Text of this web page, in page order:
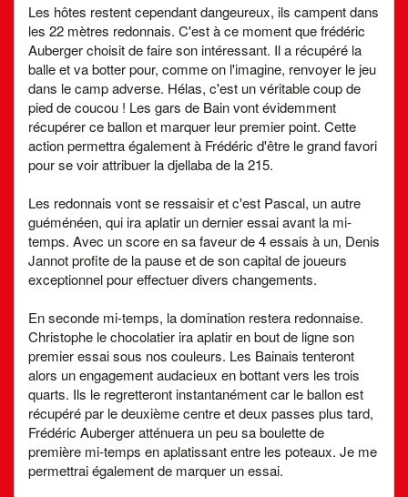
Les hôtes restent cependant dangeureux, ils campent dans
les 22 mètres redonnais. C'est à ce moment que frédéric
Auberger choisit de faire son intéressant. Il a récupéré la
balle et va botter pour, comme on l'imagine, renvoyer le jeu
dans le camp adverse. Hélas, c'est un véritable coup de
pied de coucou ! Les gars de Bain vont évidemment
récupérer ce ballon et marquer leur premier point. Cette
action permettra également à Frédéric d'être le grand favori
pour se voir attribuer la djellaba de la 215.
Les redonnais vont se ressaisir et c'est Pascal, un autre
guéménéen, qui ira aplatir un dernier essai avant la mi-
temps. Avec un score en sa faveur de 4 essais à un, Denis
Jannot profite de la pause et de son capital de joueurs
exceptionnel pour effectuer divers changements.
En seconde mi-temps, la domination restera redonnaise.
Christophe le chocolatier ira aplatir en bout de ligne son
premier essai sous nos couleurs. Les Bainais tenteront
alors un engagement audacieux en bottant vers les trois
quarts. Ils le regretteront instantanément car le ballon est
récupéré par le deuxième centre et deux passes plus tard,
Frédéric Auberger atténuera un peu sa boulette de
première mi-temps en aplatissant entre les poteaux. Je me
permettrai également de marquer un essai.